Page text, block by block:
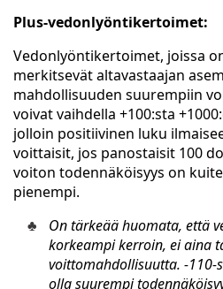
Plus-vedonlyöntikertoimet:
Vedonlyöntikertoimet, joissa
merkitsevät altavastaajan
mahdollisuuden suurempiin
voivat vaihdella +100:sta
jolloin positiivinen luku
voittaisit, jos panostaisit 100
voiton todennäköisyys on
pienempi.
On tärkeää huomata, että
korkeampi kerroin, ei aina
voittomahdollisuutta. -110-
olla suurempi